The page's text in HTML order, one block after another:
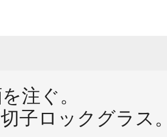
注ぐ。
子ロックグラス。